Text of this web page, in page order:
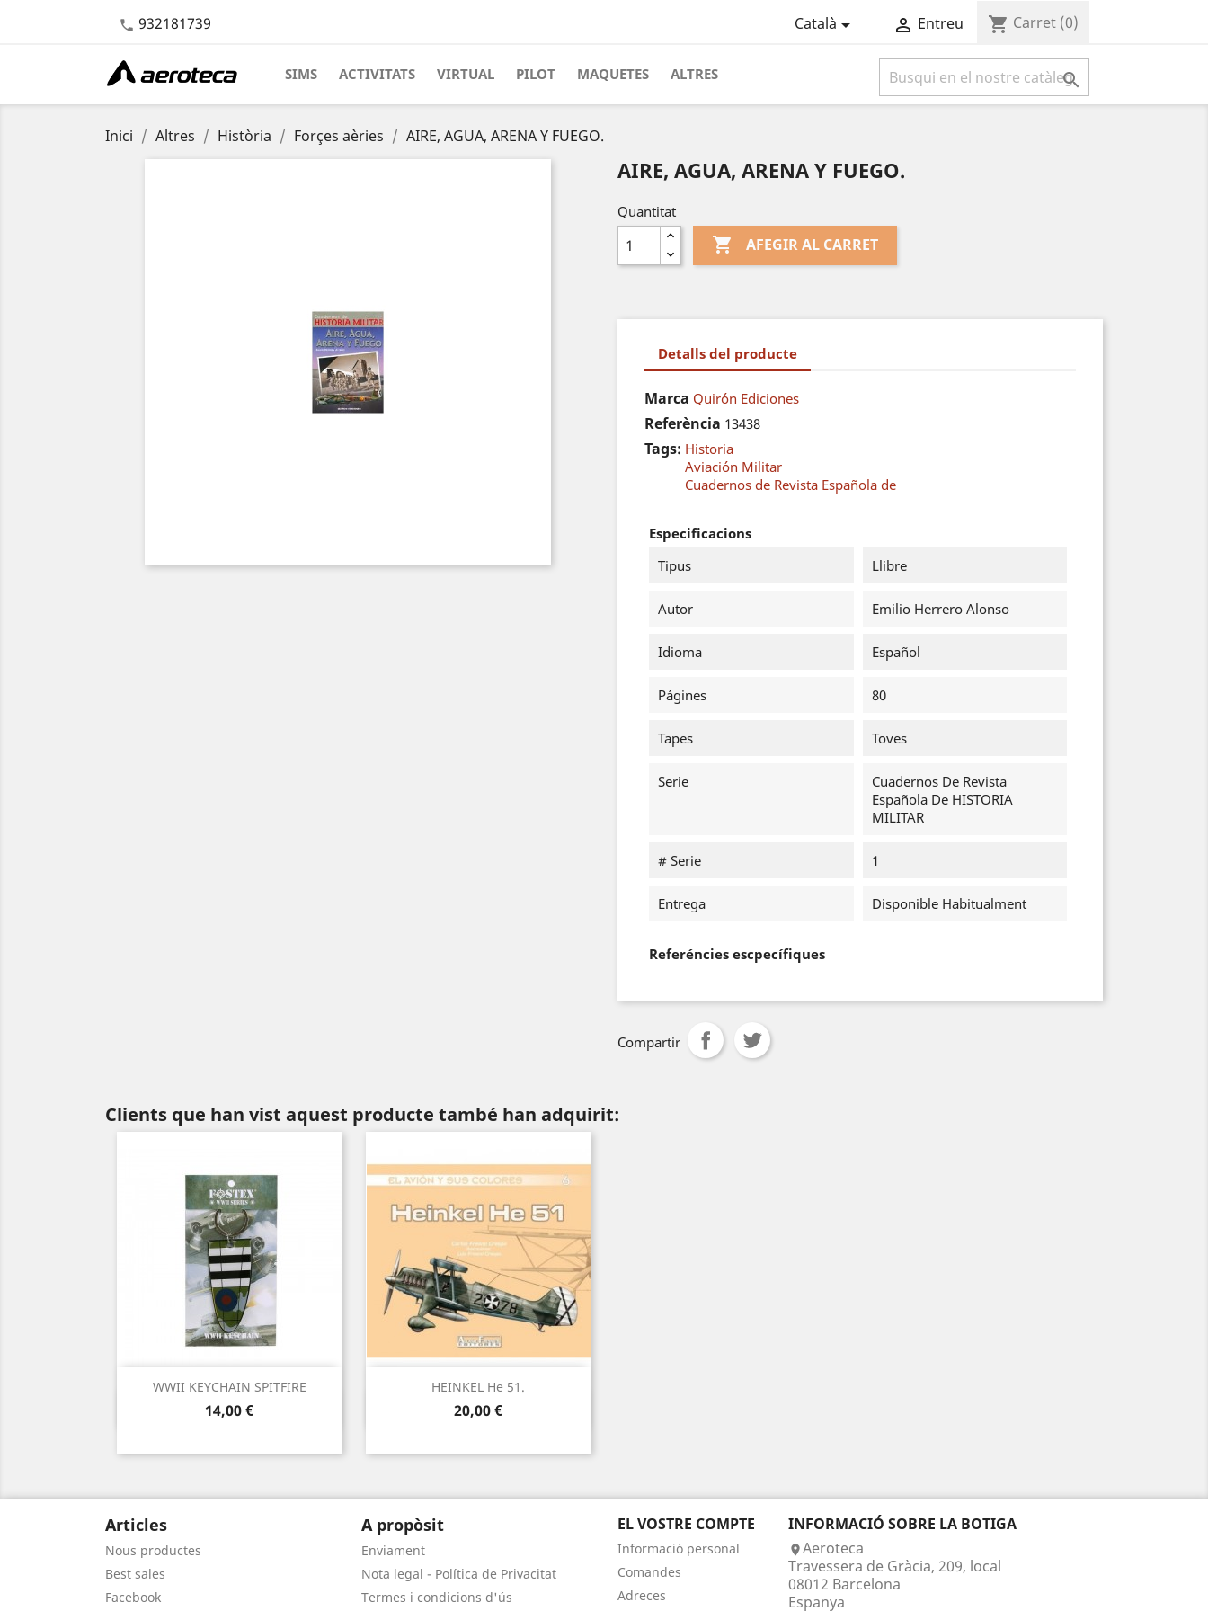
 932181739 Català  Entreu shopping_cart Carret (0)
SIMS ACTIVITATS VIRTUAL PILOT MAQUETES ALTRES 
Inici Altres Història Forçes aèries AIRE, AGUA, ARENA Y FUEGO.
AIRE, AGUA, ARENA Y FUEGO.
Quantitat
 AFEGIR AL CARRET
Detalls del producte
Marca Quirón Ediciones
Referència 13438
Tags: Historia
Aviación Militar
Cuadernos de Revista Española de
Especificacions
Tipus
Llibre
Autor Emilio Herrero Alonso
Idioma Español
Págines 80
Tapes Toves
Serie
Cuadernos De Revista
Española De HISTORIA
MILITAR
# Serie 1
Entrega Disponible Habitualment
Referéncies escpecífiques
Compartir
Clients que han vist aquest producte també han adquirit:
WWII KEYCHAIN SPITFIRE
Preu
14,00 €
Vista ràpida
HEINKEL He 51.
Preu
20,00 €
Vista ràpida
Articles
Nous productes
Best sales
Facebook
A propòsit
Enviament
Nota legal - Política de Privacitat
Termes i condicions d'ús
EL VOSTRE COMPTE
Informació personal
Comandes
Adreces
INFORMACIÓ SOBRE LA BOTIGA
Aeroteca
Travessera de Gràcia, 209, local
08012 Barcelona
Espanya